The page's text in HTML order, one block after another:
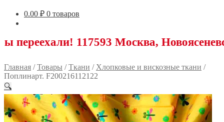
0.00 ₽ 0 товаров
117593 Москва, Новоясеневский
Главная /Товары /Ткани / Хлопковые и вискозные ткани /
Поплинарт. F200216112122
🔍